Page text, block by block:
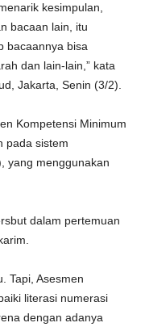
kesimpulan,
bacaan lain, itu
bacaannya bisa
dan lain-lain,” kata
Jakarta, Senin (3/2).
Kompetensi Minimum
pada sistem
yang menggunakan
dalam pertemuan
Tapi, Asesmen
literasi numerasi
dengan adanya